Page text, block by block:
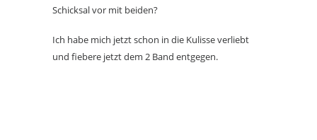
Schicksal vor mit beiden?
Ich habe mich jetzt schon in die Kulisse verliebt
und fiebere jetzt dem 2 Band entgegen.